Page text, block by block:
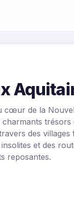
cœur de la
trésors
des villages
et des
reposantes.